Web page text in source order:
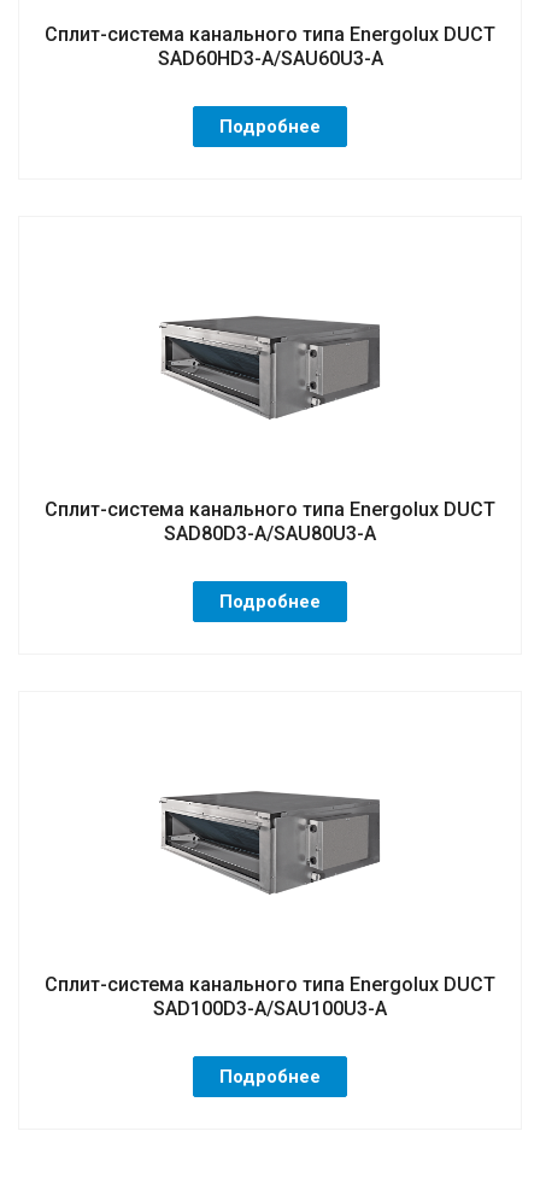
Сплит-система канального типа Energolux DUCT
SAD60HD3-A/SAU60U3-A
Подробнее
Сплит-система канального типа Energolux DUCT
SAD80D3-A/SAU80U3-A
Подробнее
Сплит-система канального типа Energolux DUCT
SAD100D3-A/SAU100U3-A
Подробнее